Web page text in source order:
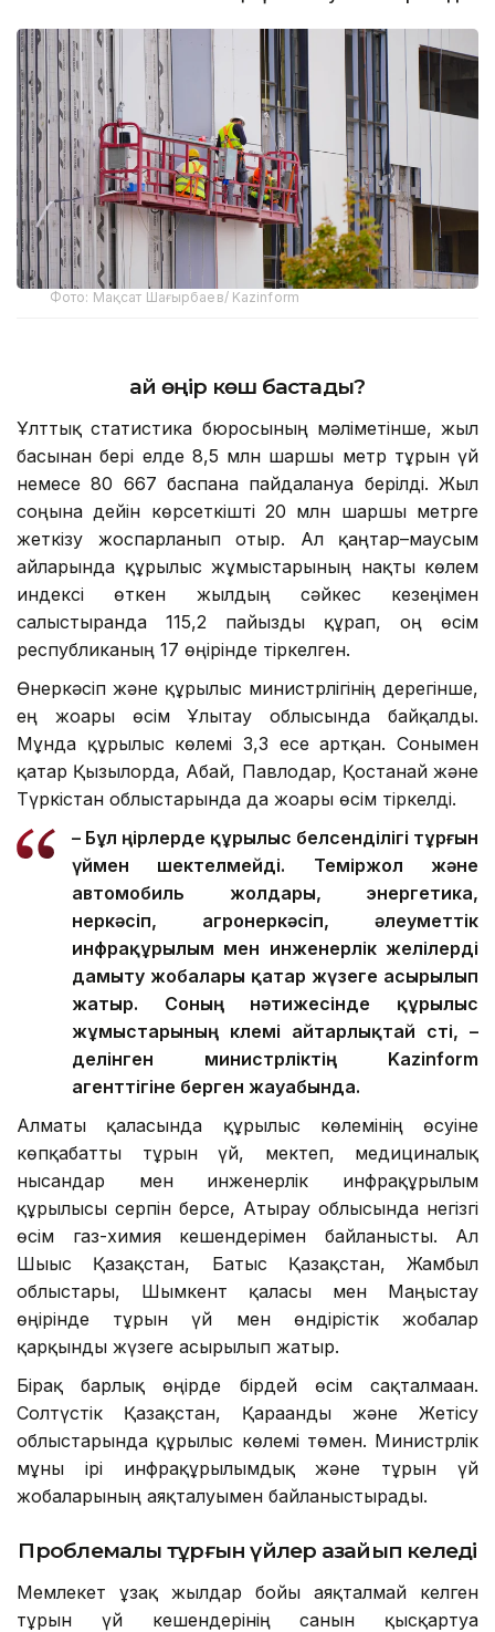
Фото: Мақсат Шағырбаев/ Kazinform
Қай өңір көш бастады?
Ұлттық статистика бюросының мәліметінше, жыл
басынан бері елде 8,5 млн шаршы метр тұрғын үй
немесе 80 667 баспана пайдалануға берілді. Жыл
соңына дейін көрсеткішті 20 млн шаршы метрге
жеткізу жоспарланып отыр. Ал қаңтар–маусым
айларында құрылыс жұмыстарының нақты көлем
индексі өткен жылдың сәйкес кезеңімен
салыстырғанда 115,2 пайызды құрап, оң өсім
республиканың 17 өңірінде тіркелген.
Өнеркәсіп және құрылыс министрлігінің дерегінше,
ең жоғары өсім Ұлытау облысында байқалды.
Мұнда құрылыс көлемі 3,3 есе артқан. Сонымен
қатар Қызылорда, Абай, Павлодар, Қостанай және
Түркістан облыстарында да жоғары өсім тіркелді.
– Бұл өңірлерде құрылыс белсенділігі тұрғын
үймен шектелмейді. Теміржол және
автомобиль жолдары, энергетика,
өнеркәсіп, агроөнеркәсіп, әлеуметтік
инфрақұрылым мен инженерлік желілерді
дамыту жобалары қатар жүзеге асырылып
жатыр. Соның нәтижесінде құрылыс
жұмыстарының көлемі айтарлықтай өсті, –
делінген министрліктің Kazinform
агенттігіне берген жауабында.
Алматы қаласында құрылыс көлемінің өсуіне
көпқабатты тұрғын үй, мектеп, медициналық
нысандар мен инженерлік инфрақұрылым
құрылысы серпін берсе, Атырау облысында негізгі
өсім газ-химия кешендерімен байланысты. Ал
Шығыс Қазақстан, Батыс Қазақстан, Жамбыл
облыстары, Шымкент қаласы мен Маңғыстау
өңірінде тұрғын үй мен өндірістік жобалар
қарқынды жүзеге асырылып жатыр.
Бірақ барлық өңірде бірдей өсім сақталмаған.
Солтүстік Қазақстан, Қарағанды және Жетісу
облыстарында құрылыс көлемі төмен. Министрлік
мұны ірі инфрақұрылымдық және тұрғын үй
жобаларының аяқталуымен байланыстырады.
Проблемалы тұрғын үйлер азайып келеді
Мемлекет ұзақ жылдар бойы аяқталмай келген
тұрғын үй кешендерінің санын қысқартуға